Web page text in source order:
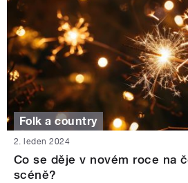
Folk a country
2. leden 2024
Co se děje v novém roce na
scéně?